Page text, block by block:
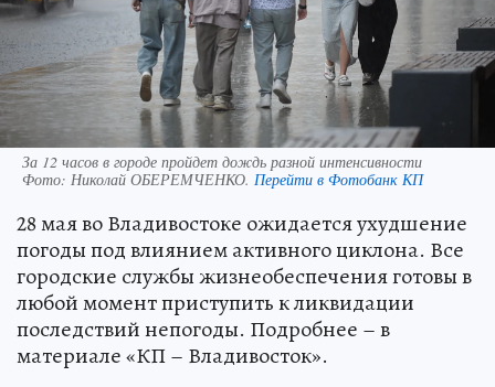
За 12 часов в городе пройдет дождь разной интенсивности
Фото: Николай ОБЕРЕМЧЕНКО. Перейти в Фотобанк КП
28 мая во Владивостоке ожидается ухудшение
погоды под влиянием активного циклона. Все
городские службы жизнеобеспечения готовы в
любой момент приступить к ликвидации
последствий непогоды. Подробнее – в
материале «КП – Владивосток».